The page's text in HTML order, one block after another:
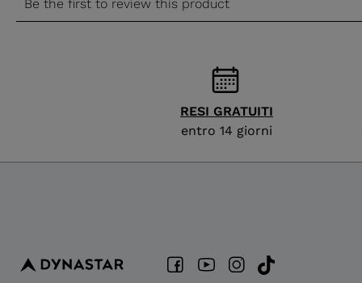
RESI GRATUITI
entro 14 giorni